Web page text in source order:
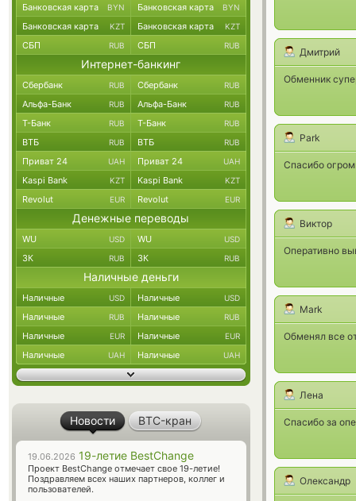
Дмитрий
Обменник
Park
Спасибо
Виктор
Оперативно
Mark
Обменял все
Лена
Спасибо за
Олександр
Банковская карта BYN Банковская карта BYN
Банковская карта KZT Банковская карта KZT
СБП RUB СБП RUB
Интернет-банкинг
Сбербанк RUB Сбербанк RUB
Альфа-Банк RUB Альфа-Банк RUB
Т-Банк RUB Т-Банк RUB
ВТБ RUB ВТБ RUB
Приват 24 UAH Приват 24 UAH
Kaspi Bank KZT Kaspi Bank KZT
Revolut EUR Revolut EUR
Денежные переводы
WU USD WU USD
ЗК RUB ЗК RUB
Наличные деньги
Наличные USD Наличные USD
Наличные RUB Наличные RUB
Наличные EUR Наличные EUR
Наличные UAH Наличные UAH
Новости BTC-кран
19.06.2026 19-летие BestChange
Проект BestChange отмечает свое 19-летие!
Поздравляем всех наших партнеров, коллег и
пользователей.